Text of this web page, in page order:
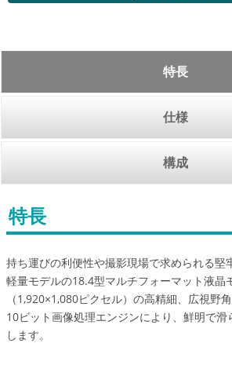
特長
仕様
構成
特長
持ち運びの利便性や撮影現場で求められる堅
軽量モデルの18.4型マルチフォーマット液晶
（1,920×1,080ピクセル）の高精細、広視野
10ビット画像処理エンジンにより、鮮明で
します。